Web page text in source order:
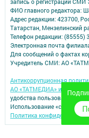
запись о регистрации
ФИО главного редактора:
Адрес редакции: 423700,
Татарстан, Мензелинский
Телефон редакции: (85555)
Электронная почта
Для сообщений о фактах
Учредитель СМИ: АО
Антикоррупционная
АО «ТАТМЕДИА» использует
удобства пользователей
Использование «cookie»
Политика